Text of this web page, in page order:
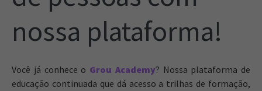
nossa plataforma!
Você já conhece o Grou Academy? Nossa plataforma de
educação continuada que dá acesso a trilhas de formação,